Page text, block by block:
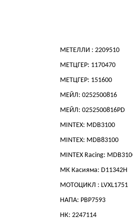
МЕТЕЛЛИ : 2209510
МЕТЦГЕР: 1170470
МЕТЦГЕР: 151600
МЕЙЛ: 0252500816
МЕЙЛ: 0252500816PD
MINTEX: MDB3100
MINTEX: MDB83100
MINTEX Racing:
МК Касияма: D11342H
МОТОЦИКЛ : LVXL1751
НАПА: PBP7593
НК: 2247114